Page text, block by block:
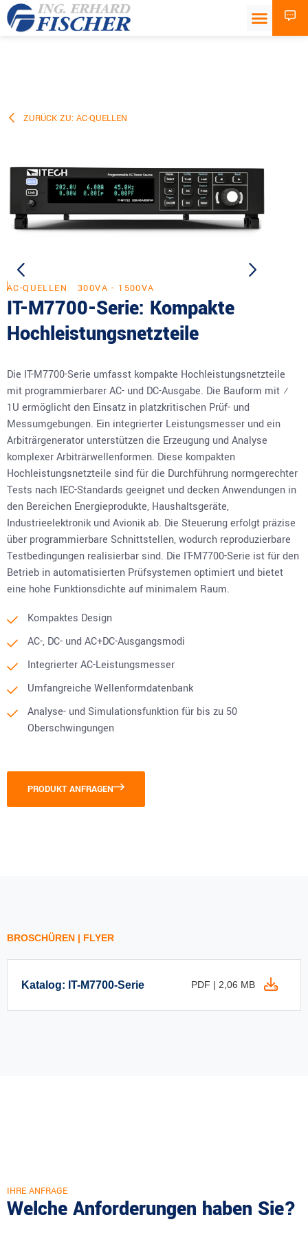
ZURÜCK ZU: AC-QUELLEN
AC-QUELLEN 300VA - 1500VA
IT-M7700-Serie: Kompakte
Hochleistungsnetzteile
Die IT-M7700-Serie umfasst kompakte Hochleistungsnetzteile
mit programmierbarer AC- und DC-Ausgabe. Die Bauform mit ½
1U ermöglicht den Einsatz in platzkritischen Prüf- und
Messumgebungen. Ein integrierter Leistungsmesser und ein
Arbiträrgenerator unterstützen die Erzeugung und Analyse
komplexer Arbiträrwellenformen. Diese kompakten
Hochleistungsnetzteile sind für die Durchführung normgerechter
Tests nach IEC-Standards geeignet und decken Anwendungen in
den Bereichen Energieprodukte, Haushaltsgeräte,
Industrieelektronik und Avionik ab. Die Steuerung erfolgt präzise
über programmierbare Schnittstellen, wodurch reproduzierbare
Testbedingungen realisierbar sind. Die IT-M7700-Serie ist für den
Betrieb in automatisierten Prüfsystemen optimiert und bietet
eine hohe Funktionsdichte auf minimalem Raum.
Kompaktes Design
AC-, DC- und AC+DC-Ausgangsmodi
Integrierter AC-Leistungsmesser
Umfangreiche Wellenformdatenbank
Analyse- und Simulationsfunktion für bis zu 50
Oberschwingungen
PRODUKT ANFRAGEN
BROSCHÜREN | FLYER
Katalog: IT-M7700-Serie PDF | 2,06 MB
IHRE ANFRAGE
Welche Anforderungen haben Sie?